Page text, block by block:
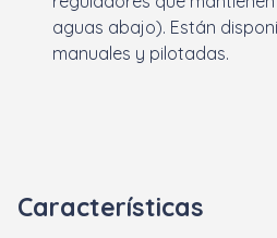
aguas abajo). Están
manuales y pilotadas.
Características